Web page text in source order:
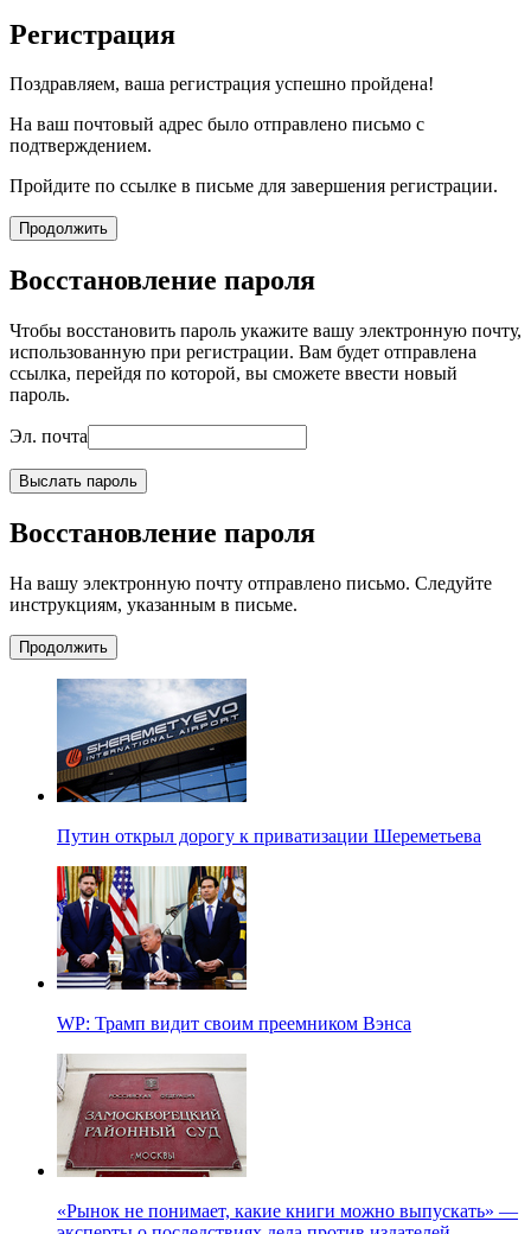
Регистрация
Поздравляем, ваша регистрация успешно пройдена!
На ваш почтовый адрес было отправлено письмо с
подтверждением.
Пройдите по ссылке в письме для завершения регистрации.
Продолжить
Восстановление пароля
Чтобы восстановить пароль укажите вашу электронную почту,
использованную при регистрации. Вам будет отправлена
ссылка, перейдя по которой, вы сможете ввести новый
пароль.
Эл. почта
Выслать пароль
Восстановление пароля
На вашу электронную почту отправлено письмо. Следуйте
инструкциям, указанным в письме.
Продолжить
Путин открыл дорогу к приватизации Шереметьева
WP: Трамп видит своим преемником Вэнса
«Рынок не понимает, какие книги можно выпускать» —